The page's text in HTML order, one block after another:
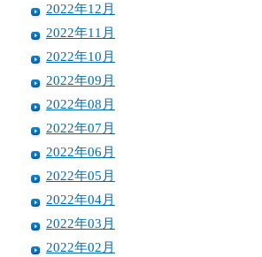
2022年12月
2022年11月
2022年10月
2022年09月
2022年08月
2022年07月
2022年06月
2022年05月
2022年04月
2022年03月
2022年02月